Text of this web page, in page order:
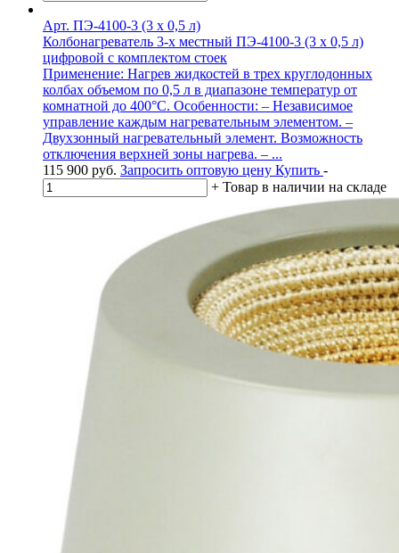
Арт. ПЭ-4100-3 (3 х 0,5 л)
Колбонагреватель 3-х местный ПЭ-4100-3 (3 х 0,5 л)
цифровой с комплектом стоек
Применение: Нагрев жидкостей в трех круглодонных
колбах объемом по 0,5 л в диапазоне температур от
комнатной до 400°С. Особенности: – Независимое
управление каждым нагревательным элементом. –
Двухзонный нагревательный элемент. Возможность
отключения верхней зоны нагрева. – ...
115 900 руб. Запросить оптовую цену Купить -
+ Товар в наличии на складе